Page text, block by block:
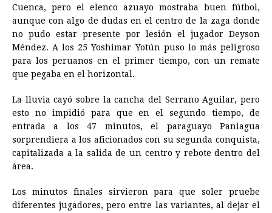
Cuenca, pero el elenco azuayo mostraba buen fútbol,
aunque con algo de dudas en el centro de la zaga donde
no pudo estar presente por lesión el jugador Deyson
Méndez. A los 25 Yoshimar Yotún puso lo más peligroso
para los peruanos en el primer tiempo, con un remate
que pegaba en el horizontal.
La lluvia cayó sobre la cancha del Serrano Aguilar, pero
esto no impidió para que en el segundo tiempo, de
entrada a los 47 minutos, el paraguayo Paniagua
sorprendiera a los aficionados con su segunda conquista,
capitalizada a la salida de un centro y rebote dentro del
área.
Los minutos finales sirvieron para que soler pruebe
diferentes jugadores, pero entre las variantes, al dejar el